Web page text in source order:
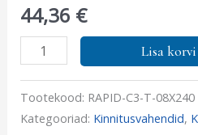
44,36 €
Lisa korvi
Tootekood: RAPID-C3-T-08X240
Kategooriad: Kinnitusvahendid,